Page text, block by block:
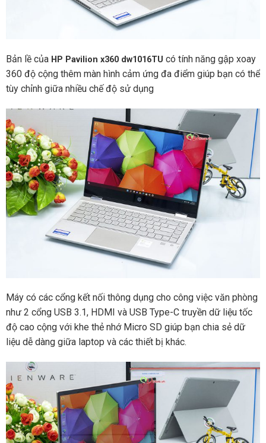
Bản lề của HP Pavilion x360 dw1016TU có tính năng gập xoay
360 độ cộng thêm màn hình cảm ứng đa điểm giúp bạn có thể
tùy chỉnh giữa nhiều chế độ sử dụng
Máy có các cổng kết nối thông dụng cho công việc văn phòng
như 2 cổng USB 3.1, HDMI và USB Type-C truyền dữ liệu tốc
độ cao cộng với khe thẻ nhớ Micro SD giúp bạn chia sẻ dữ
liệu dễ dàng giữa laptop và các thiết bị khác.